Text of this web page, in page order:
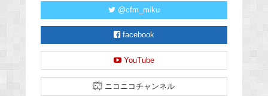
@cfm_miku
facebook
YouTube
ニコニコチャンネル